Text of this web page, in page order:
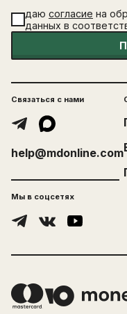
даю согласие на
данных в
Связаться с нами
help@mdonline.com
Мы в соцсетях